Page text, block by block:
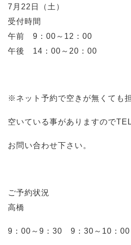
7月22日（土）
受付時間
午前 9：00～12：00
午後 14：00～20：00
※ネット予約で空きが無くても
空いている事がありますので
お問い合わせ下さい。
ご予約状況
高橋
9：00～9：30 9：30～10：00